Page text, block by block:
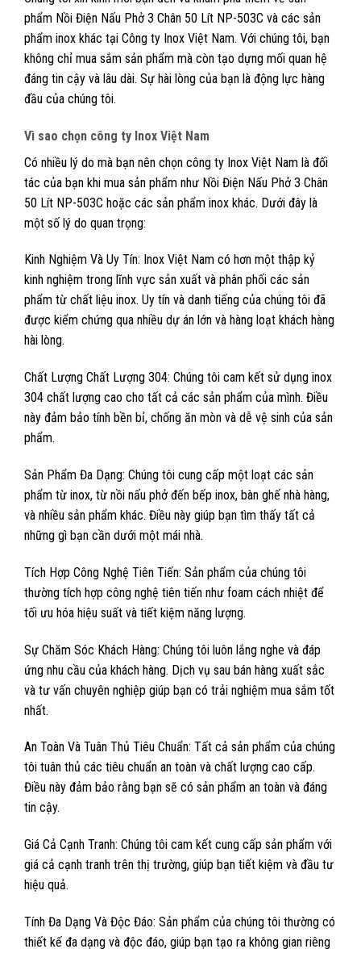
phẩm Nồi Điện Nấu Phở 3 Chân 50 Lít NP-503C và các sản
phẩm inox khác tại Công ty Inox Việt Nam. Với chúng tôi, bạn
không chỉ mua sắm sản phẩm mà còn tạo dựng mối quan hệ
đáng tin cậy và lâu dài. Sự hài lòng của bạn là động lực hàng
đầu của chúng tôi.
Vì sao chọn công ty Inox Việt Nam
Có nhiều lý do mà bạn nên chọn công ty Inox Việt Nam là đối
tác của bạn khi mua sản phẩm như Nồi Điện Nấu Phở 3 Chân
50 Lít NP-503C hoặc các sản phẩm inox khác. Dưới đây là
một số lý do quan trọng:
Kinh Nghiệm Và Uy Tín: Inox Việt Nam có hơn một thập kỷ
kinh nghiệm trong lĩnh vực sản xuất và phân phối các sản
phẩm từ chất liệu inox. Uy tín và danh tiếng của chúng tôi đã
được kiểm chứng qua nhiều dự án lớn và hàng loạt khách hàng
hài lòng.
Chất Lượng Chất Lượng 304: Chúng tôi cam kết sử dụng inox
304 chất lượng cao cho tất cả các sản phẩm của mình. Điều
này đảm bảo tính bền bỉ, chống ăn mòn và dễ vệ sinh của sản
phẩm.
Sản Phẩm Đa Dạng: Chúng tôi cung cấp một loạt các sản
phẩm từ inox, từ nồi nấu phở đến bếp inox, bàn ghế nhà hàng,
và nhiều sản phẩm khác. Điều này giúp bạn tìm thấy tất cả
những gì bạn cần dưới một mái nhà.
Tích Hợp Công Nghệ Tiên Tiến: Sản phẩm của chúng tôi
thường tích hợp công nghệ tiên tiến như foam cách nhiệt để
tối ưu hóa hiệu suất và tiết kiệm năng lượng.
Sự Chăm Sóc Khách Hàng: Chúng tôi luôn lắng nghe và đáp
ứng nhu cầu của khách hàng. Dịch vụ sau bán hàng xuất sắc
và tư vấn chuyên nghiệp giúp bạn có trải nghiệm mua sắm tốt
nhất.
An Toàn Và Tuân Thủ Tiêu Chuẩn: Tất cả sản phẩm của chúng
tôi tuân thủ các tiêu chuẩn an toàn và chất lượng cao cấp.
Điều này đảm bảo rằng bạn sẽ có sản phẩm an toàn và đáng
tin cậy.
Giá Cả Cạnh Tranh: Chúng tôi cam kết cung cấp sản phẩm với
giá cả cạnh tranh trên thị trường, giúp bạn tiết kiệm và đầu tư
hiệu quả.
Tính Đa Dạng Và Độc Đáo: Sản phẩm của chúng tôi thường có
thiết kế đa dạng và độc đáo, giúp bạn tạo ra không gian riêng